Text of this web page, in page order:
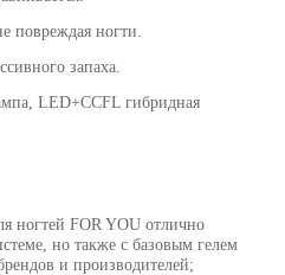
повреждая ногти.
запаха.
LED+CCFL гибридная
ногтей FOR YOU отлично
но также с базовым гелем
и производителей;